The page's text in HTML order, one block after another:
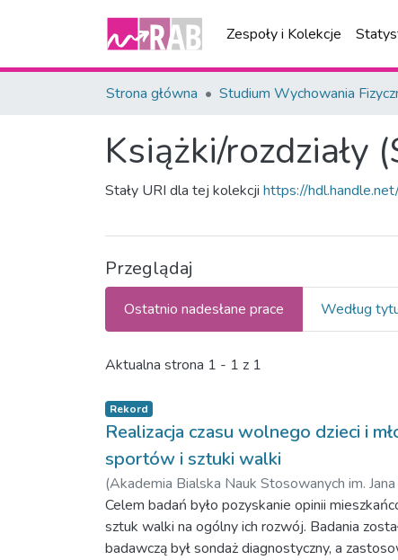
Zespoły i Kolekcje
Strona główna Studium Wychowania
Książki/rozdziały
Stały URI dla tej kolekcji https://
Przeglądaj
Ostatnio nadesłane prace Według
Ostatnio nadesłane prace
Aktualna strona 1 - 1 z 1
Rekord
Realizacja czasu wolnego dzieci i
sportów i sztuki walki
(Akademia Bialska Nauk Stosowanych im. Jana
Celem badań było pozyskanie opinii
sztuk walki na ogólny ich rozwój. Badania
badawczą był sondaż diagnostyczny, a